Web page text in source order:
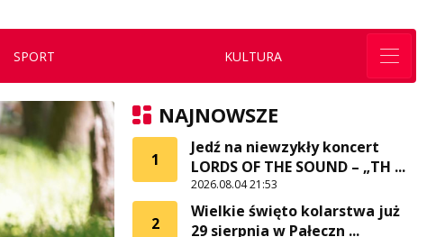
SPORT KULTURA
NAJNOWSZE
1
Jedź na niewzykły koncert
LORDS OF THE SOUND – „TH ...
2026.08.04 21:53
2
Wielkie święto kolarstwa już
29 sierpnia w Pałeczn ...